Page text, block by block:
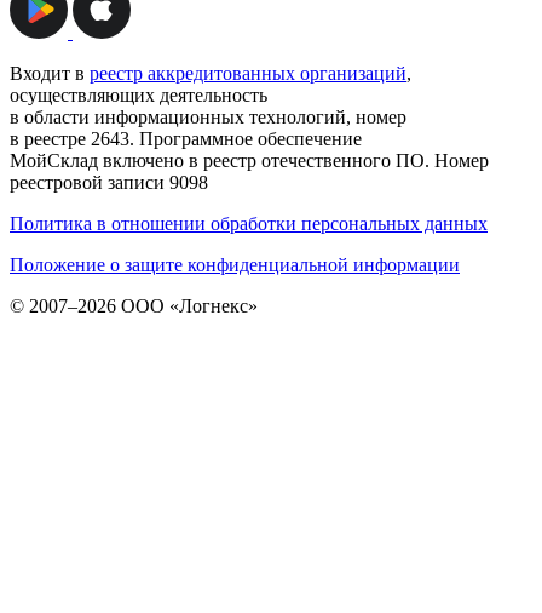
Входит в реестр аккредитованных организаций,
осуществляющих деятельность
в области информационных технологий, номер
в реестре 2643. Программное обеспечение
МойСклад включено в реестр отечественного ПО. Номер
реестровой записи 9098
Политика в отношении обработки персональных данных
Положение о защите конфиденциальной информации
© 2007–2026 ООО «Логнекс»